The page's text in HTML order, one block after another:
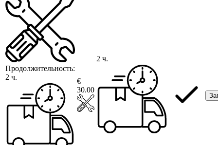
Продолжительность:
2 ч.
€
30.00
2 ч.